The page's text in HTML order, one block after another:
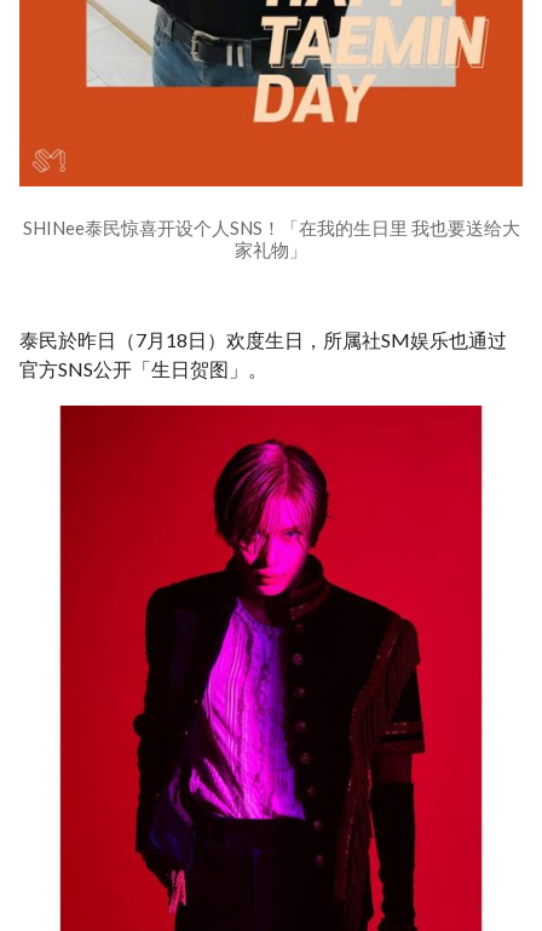
SHINee泰民惊喜开设个人SNS！「在我的生日里 我也要送给大
家礼物」
泰民於昨日（7月18日）欢度生日，所属社SM娱乐也通过
官方SNS公开「生日贺图」。